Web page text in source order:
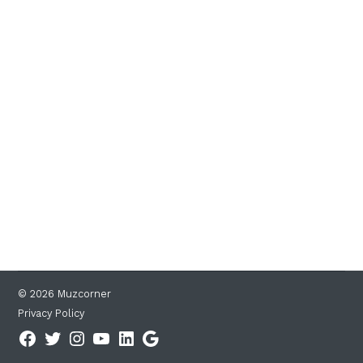
© 2026 Muzcorner
Privacy Policy
FacebookTwitterInstagramYouTubeLinkedin
Google